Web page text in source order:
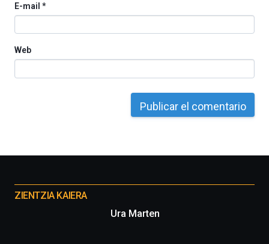
E-mail *
Web
proyectos
ZIENTZIA KAIERA
Ura Marten